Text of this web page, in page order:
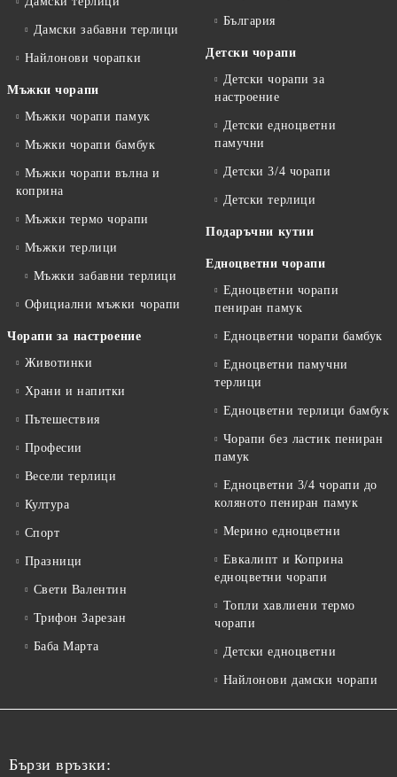
Дамски забавни терлици
Найлонови чорапки
Мъжки чорапи
Мъжки чорапи памук
Мъжки чорапи бамбук
Мъжки чорапи вълна и
коприна
Мъжки термо чорапи
Мъжки терлици
Мъжки забавни терлици
Официални мъжки чорапи
Чорапи за настроение
Животинки
Храни и напитки
Пътешествия
Професии
Весели терлици
Култура
Спорт
Празници
Свети Валентин
Трифон Зарезан
Баба Марта
България
Детски чорапи
Детски чорапи за
настроение
Детски едноцветни
памучни
Детски 3/4 чорапи
Детски терлици
Подаръчни кутии
Едноцветни чорапи
Едноцветни чорапи
пениран памук
Едноцветни чорапи бамбук
Едноцветни памучни
терлици
Едноцветни терлици бамбук
Чорапи без ластик пениран
памук
Едноцветни 3/4 чорапи до
коляното пениран памук
Мерино едноцветни
Евкалипт и Коприна
едноцветни чорапи
Топли хавлиени термо
чорапи
Детски едноцветни
Найлонови дамски чорапи
Бързи връзки: